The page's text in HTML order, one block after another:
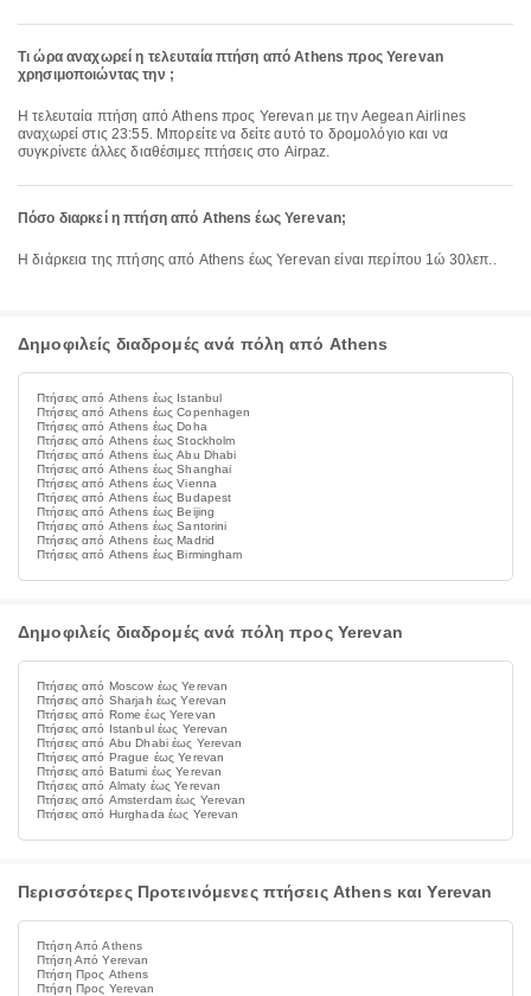
Τι ώρα αναχωρεί η τελευταία πτήση από Athens προς Yerevan
χρησιμοποιώντας την ;
Η τελευταία πτήση από Athens προς Yerevan με την Aegean Airlines
αναχωρεί στις 23:55. Μπορείτε να δείτε αυτό το δρομολόγιο και να
συγκρίνετε άλλες διαθέσιμες πτήσεις στο Airpaz.
Πόσο διαρκεί η πτήση από Athens έως Yerevan;
Η διάρκεια της πτήσης από Athens έως Yerevan είναι περίπου 1ώ 30λεπ..
Δημοφιλείς διαδρομές ανά πόλη από Athens
Πτήσεις από Athens έως Istanbul
Πτήσεις από Athens έως Copenhagen
Πτήσεις από Athens έως Doha
Πτήσεις από Athens έως Stockholm
Πτήσεις από Athens έως Abu Dhabi
Πτήσεις από Athens έως Shanghai
Πτήσεις από Athens έως Vienna
Πτήσεις από Athens έως Budapest
Πτήσεις από Athens έως Beijing
Πτήσεις από Athens έως Santorini
Πτήσεις από Athens έως Madrid
Πτήσεις από Athens έως Birmingham
Δημοφιλείς διαδρομές ανά πόλη προς Yerevan
Πτήσεις από Moscow έως Yerevan
Πτήσεις από Sharjah έως Yerevan
Πτήσεις από Rome έως Yerevan
Πτήσεις από Istanbul έως Yerevan
Πτήσεις από Abu Dhabi έως Yerevan
Πτήσεις από Prague έως Yerevan
Πτήσεις από Batumi έως Yerevan
Πτήσεις από Almaty έως Yerevan
Πτήσεις από Amsterdam έως Yerevan
Πτήσεις από Hurghada έως Yerevan
Περισσότερες Προτεινόμενες πτήσεις Athens και Yerevan
Πτήση Από Athens
Πτήση Από Yerevan
Πτήση Προς Athens
Πτήση Προς Yerevan